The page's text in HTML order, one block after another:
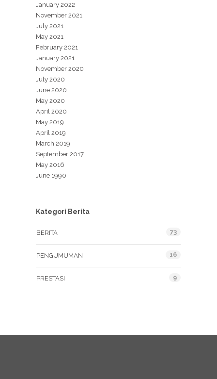
January 2022
November 2021
July 2021
May 2021
February 2021
January 2021
November 2020
July 2020
June 2020
May 2020
April 2020
May 2019
April 2019
March 2019
September 2017
May 2016
June 1990
Kategori Berita
BERITA 73
PENGUMUMAN 16
PRESTASI 9